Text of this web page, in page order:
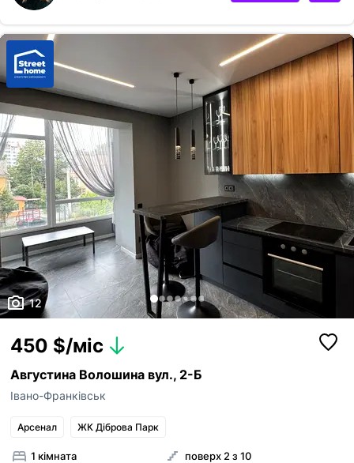
телевізор • кондиціонер • холодильник • духова шафа та варильна
поверхня • пральна машина Санвузол сучасний, з ванною, виконаний
у стильній плитці. Інтер’єр квартири виконаний у світлих теплих
тонах, що створює атмосферу затишку та комфорту. Ідеальний варі...
12
450 $/міс
Августина Волошина вул., 2-Б
Івано-Франківськ
Арсенал ЖК Діброва Парк
1 кімната
поверх 2 з 10